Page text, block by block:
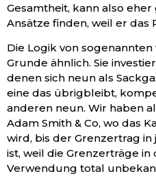
Gesamtheit, kann also
Ansätze finden, weil er das
Die Logik von
Grunde ähnlich. Sie
denen sich neun als
eine das übrigbleibt,
anderen neun. Wir haben
Adam Smith & Co, wo das
wird, bis der Grenzertrag
ist, weil die Grenzerträge in
Verwendung total